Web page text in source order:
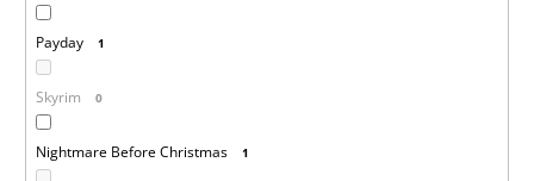
Payday 1
Skyrim 0
Nightmare Before Christmas 1